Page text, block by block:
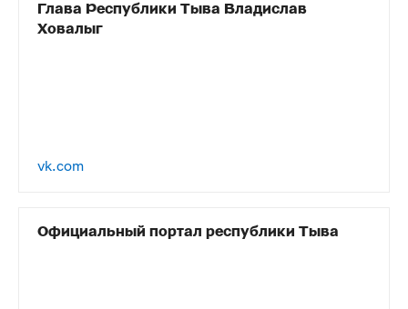
Глава Республики Тыва Владислав
Ховалыг
vk.com
Официальный портал республики Тыва